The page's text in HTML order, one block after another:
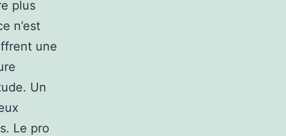
plus
n’est
une
Un
Le pro